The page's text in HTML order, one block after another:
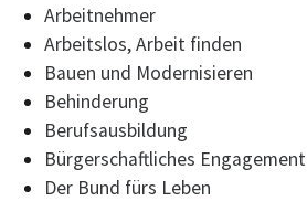
Arbeitnehmer
Arbeitslos, Arbeit finden
Bauen und Modernisieren
Behinderung
Berufsausbildung
Bürgerschaftliches Engagement
Der Bund fürs Leben